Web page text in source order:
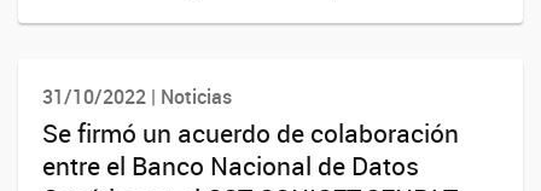
31/10/2022 | Noticias
Se firmó un acuerdo de colaboración
entre el Banco Nacional de Datos